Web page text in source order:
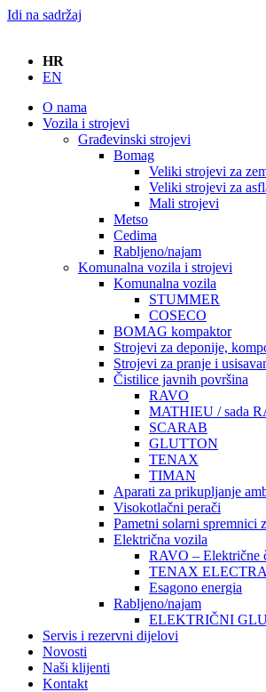
Idi na sadržaj
HR
EN
O nama
Vozila i strojevi
Građevinski strojevi
Bomag
Veliki strojevi za
Veliki strojevi za
Mali strojevi
Metso
Cedima
Rabljeno/najam
Komunalna vozila i strojevi
Komunalna vozila
STUMMER
COSECO
BOMAG kompaktor
Strojevi za deponije,
Strojevi za pranje i
Čistilice javnih površina
RAVO
MATHIEU / sada
SCARAB
GLUTTON
TENAX
TIMAN
Aparati za prikupljanje
Visokotlačni perači
Pametni solarni spremnici
Električna vozila
RAVO – Električne
TENAX
Esagono energia
Rabljeno/najam
ELEKTRIČNI
Servis i rezervni dijelovi
Novosti
Naši klijenti
Kontakt